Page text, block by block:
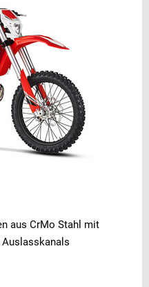
aus CrMo Stahl mit